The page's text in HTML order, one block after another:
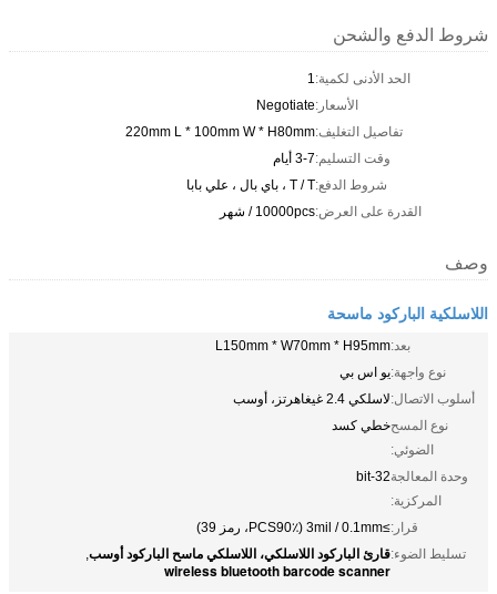
شروط الدفع والشحن
الحد الأدنى لكمية:1
الأسعار:Negotiate
تفاصيل التغليف:220mm L * 100mm W * H80mm
وقت التسليم:3-7 أيام
شروط الدفع:T / T ، باي بال ، علي بابا
القدرة على العرض:10000pcs / شهر
وصف
اللاسلكية الباركود ماسحة
بعد:L150mm * W70mm * H95mm
نوع واجهة:يو اس بي
أسلوب الاتصال:لاسلكي 2.4 غيغاهرتز، أوسب
نوع المسح
الضوئي:
خطي كسد
وحدة المعالجة
المركزية:
32-bit
قرار:≥3mil / 0.1mm (PCS90٪، رمز 39)
تسليط الضوء:قارئ الباركود اللاسلكي، اللاسلكي ماسح الباركود أوسب,
wireless bluetooth barcode scanner